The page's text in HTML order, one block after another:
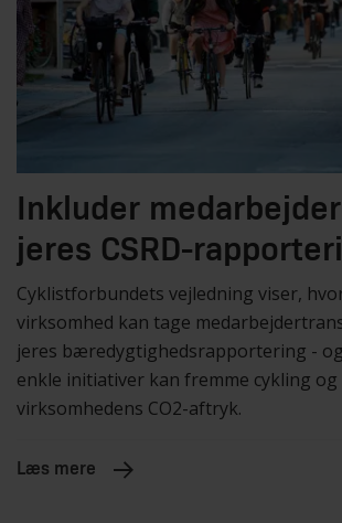
Inkluder
jeres CSRD-
Cyklistforbundets vejledning viser,
virksomhed kan tage
jeres bæredygtighedsrapportering -
enkle initiativer kan fremme cykling
virksomhedens CO2-aftryk.
Læs mere